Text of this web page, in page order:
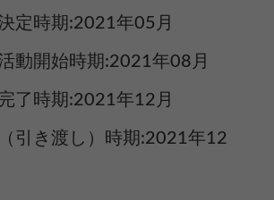
定時期:2021年05月
動開始時期:2021年08月
了時期:2021年12月
引き渡し）時期:2021年12